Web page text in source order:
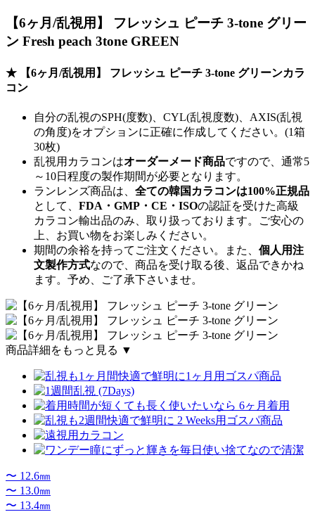
【6ヶ月/乱視用】 フレッシュ ピーチ 3-tone グリー
ン Fresh peach 3tone GREEN
★ 【6ヶ月/乱視用】 フレッシュ ピーチ 3-tone グリーンカラ
コン
自分の乱視のSPH(度数)、CYL(乱視度数)、AXIS(乱視
の角度)をオプションに正確に作成してください。(1箱
30枚)
乱視用カラコンはオーダーメード商品ですので、 通常5
～10日程度の製作期間が必要となります。
ランレンズ商品は、 全ての韓国カラコンは100%正規品
として、 FDA・GMP・CE・ISOの認証を受けた高級
カラコン輸出品のみ、取り扱っております。ご安心の
上、お買い物をお楽しみください。
期間の余裕を持ってご注文ください。また、 個人用注
文製作方式なので、商品を受け取る後、返品できかね
ます。予め、ご了承下さいませ。
商品詳細をもっと見る ▼
〜 12.6㎜
〜 13.0㎜
〜 13.4㎜